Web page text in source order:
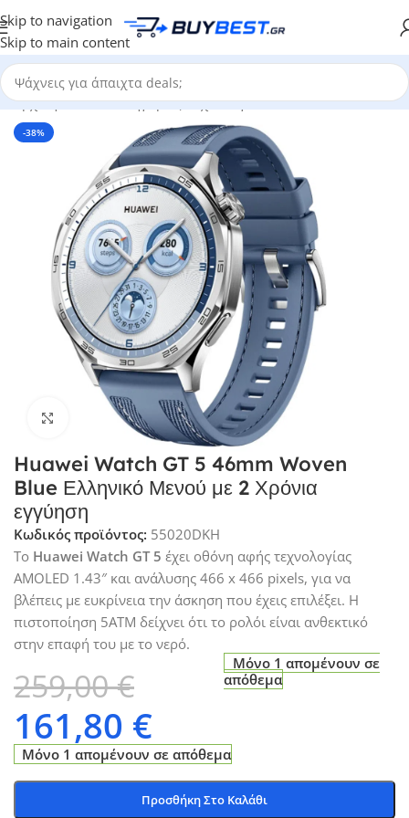
Skip to navigation
Skip to main content
Αρχική σελίδα/Κατηγορίες/Τεχνολογία/Smartwatches
-38%
Click to enlarge
Huawei Watch GT 5 46mm Woven
Blue Ελληνικό Μενού με 2 Χρόνια
εγγύηση
Κωδικός προϊόντος: 55020DKH
Το Huawei Watch GT 5 έχει οθόνη αφής τεχνολογίας
AMOLED 1.43″ και ανάλυσης 466 x 466 pixels, για να
βλέπεις με ευκρίνεια την άσκηση που έχεις επιλέξει. Η
πιστοποίηση 5ΑΤΜ δείχνει ότι το ρολόι είναι ανθεκτικό
στην επαφή του με το νερό.
259,00€
161,80 €
Μόνο 1 απομένουν σε
απόθεμα
Μόνο 1 απομένουν σε απόθεμα
Προσθήκη Στο Καλάθι